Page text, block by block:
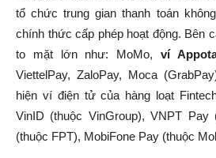
tổ chức trung gian thanh toán
chính thức cấp phép hoạt động. Bên
to mặt lớn như: MoMo, ví
ViettelPay, ZaloPay, Moca
hiện ví điện tử của hàng loạt
VinID (thuộc VinGroup), VNPT Pay
(thuộc FPT), MobiFone Pay (thuộc